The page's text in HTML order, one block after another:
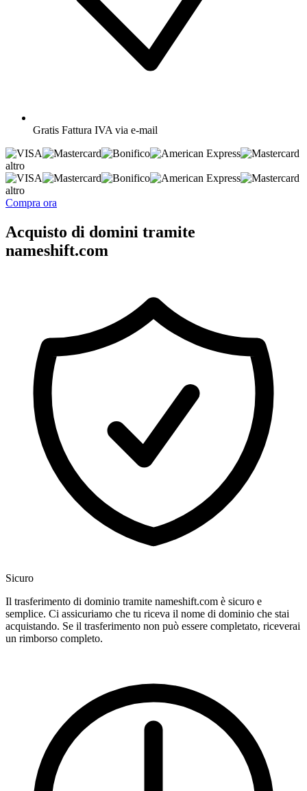
Gratis Fattura IVA via e-mail
altro
altro
Compra ora
Acquisto di domini tramite
nameshift.com
Sicuro
Il trasferimento di dominio tramite nameshift.com è sicuro e
semplice. Ci assicuriamo che tu riceva il nome di dominio che stai
acquistando. Se il trasferimento non può essere completato, riceverai
un rimborso completo.